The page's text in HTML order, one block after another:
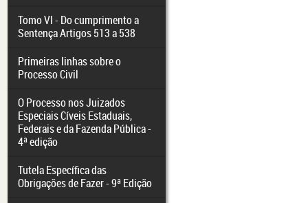
Tomo VI - Do cumprimento a
Sentença Artigos 513 a 538
Primeiras linhas sobre o
Processo Civil
O Processo nos Juizados
Especiais Cíveis Estaduais,
Federais e da Fazenda Pública -
4ª edição
Tutela Específica das
Obrigações de Fazer - 9ª Edição